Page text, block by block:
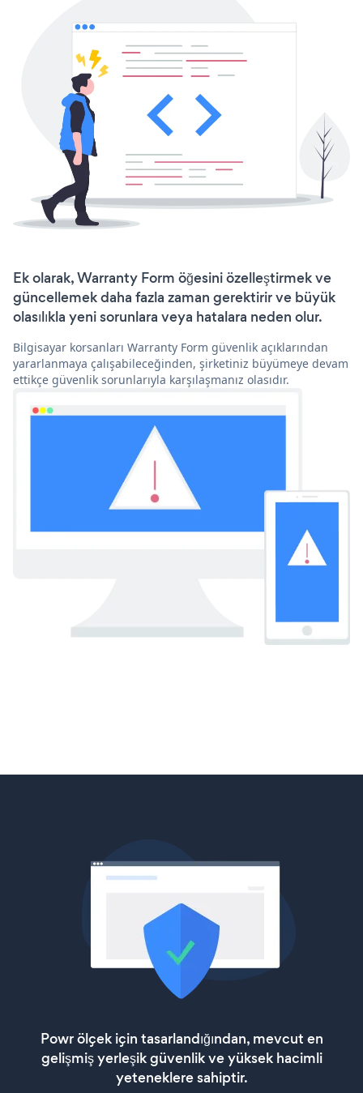
Ek olarak, Warranty Form öğesini özelleştirmek ve
güncellemek daha fazla zaman gerektirir ve büyük
olasılıkla yeni sorunlara veya hatalara neden olur.
Bilgisayar korsanları Warranty Form güvenlik açıklarından
yararlanmaya çalışabileceğinden, şirketiniz büyümeye devam
ettikçe güvenlik sorunlarıyla karşılaşmanız olasıdır.
Powr ölçek için tasarlandığından, mevcut en
gelişmiş yerleşik güvenlik ve yüksek hacimli
yeteneklere sahiptir.